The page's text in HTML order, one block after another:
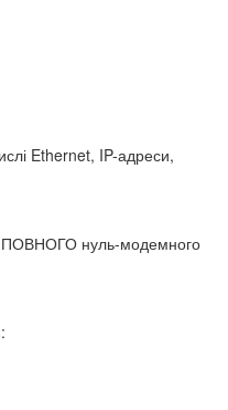
Ethernet, IP-адреси,
ПОВНОГО нуль-модемного